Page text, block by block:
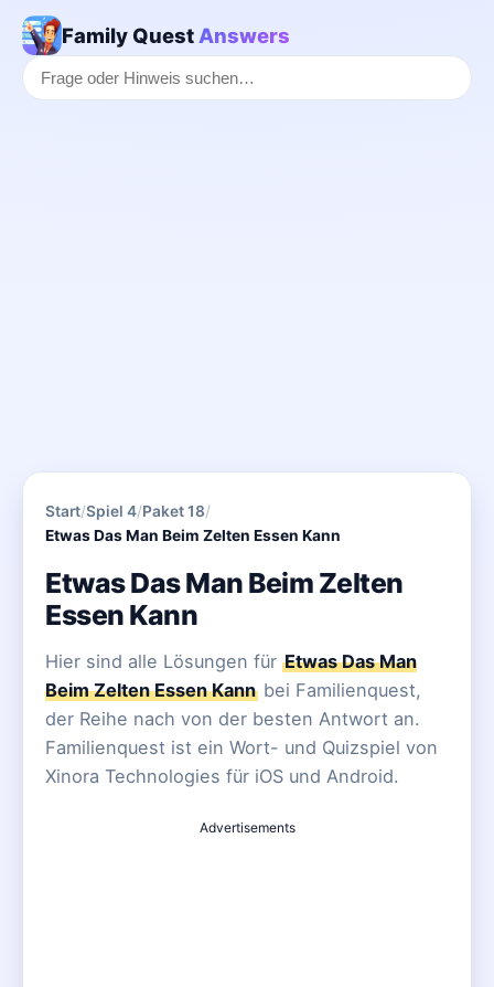
Family Quest Answers
Start/Spiel 4/Paket 18/
Etwas Das Man Beim Zelten Essen Kann
Etwas Das Man Beim Zelten
Essen Kann
Hier sind alle Lösungen für Etwas Das Man
Beim Zelten Essen Kann bei Familienquest,
der Reihe nach von der besten Antwort an.
Familienquest ist ein Wort- und Quizspiel von
Xinora Technologies für iOS und Android.
Advertisements